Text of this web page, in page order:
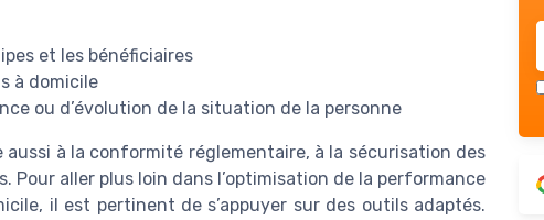
et les bénéficiaires
à domicile
ou d’évolution de la situation de la personne
à la conformité réglementaire, à la sécurisation des
Pour aller plus loin dans l’optimisation de la performance
il est pertinent de s’appuyer sur des outils adaptés.